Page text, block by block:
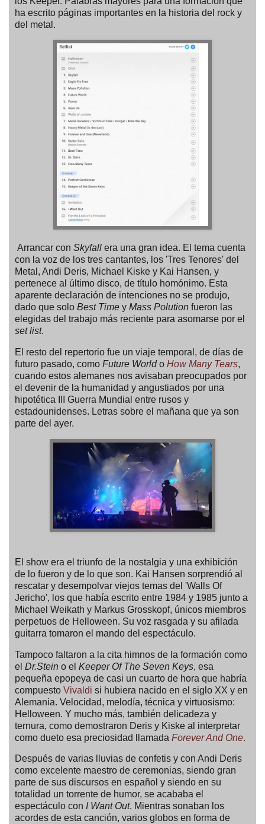
ha escrito páginas importantes en la historia del rock y
del metal.
Arrancar con Skyfall era una gran idea. El tema cuenta
con la voz de los tres cantantes, los 'Tres Tenores' del
Metal, Andi Deris, Michael Kiske y Kai Hansen, y
pertenece al último disco, de título homónimo. Esta
aparente declaración de intenciones no se produjo,
dado que solo Best Time y Mass Polution fueron las
elegidas del trabajo más reciente para asomarse por el
set list.
El resto del repertorio fue un viaje temporal, de días de
futuro pasado, como Future Worldo How Many Tears,
cuando estos alemanes nos avisaban preocupados por
el devenir de la humanidad y angustiados por una
hipotética III Guerra Mundial entre rusos y
estadounidenses. Letras sobre el mañana que ya son
parte del ayer.
El show era el triunfo de la nostalgia y una exhibición
de lo fueron y de lo que son. Kai Hansen sorprendió al
rescatar y desempolvar viejos temas del 'Walls Of
Jericho', los que había escrito entre 1984 y 1985 junto a
Michael Weikath y Markus Grosskopf, únicos miembros
perpetuos de Helloween. Su voz rasgada y su afilada
guitarra tomaron el mando del espectáculo.
Tampoco faltaron a la cita himnos de la formación como
el Dr.Stein o el Keeper Of The Seven Keys, esa
pequeña epopeya de casi un cuarto de hora que habría
compuesto Vivaldi si hubiera nacido en el siglo XX y en
Alemania. Velocidad, melodía, técnica y virtuosismo:
Helloween. Y mucho más, también delicadeza y
ternura, como demostraron Deris y Kiske al interpretar
como dueto esa preciosidad llamada Forever And One.
Después de varias lluvias de confetis y con Andi Deris
como excelente maestro de ceremonias, siendo gran
parte de sus discursos en español y siendo en su
totalidad un torrente de humor, se acababa el
espectáculo con I Want Out. Mientras sonaban los
acordes de esta canción, varios globos en forma de